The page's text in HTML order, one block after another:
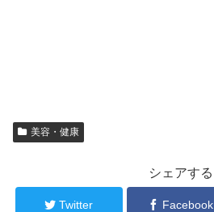
美容・健康
シェアする
Twitter Facebook